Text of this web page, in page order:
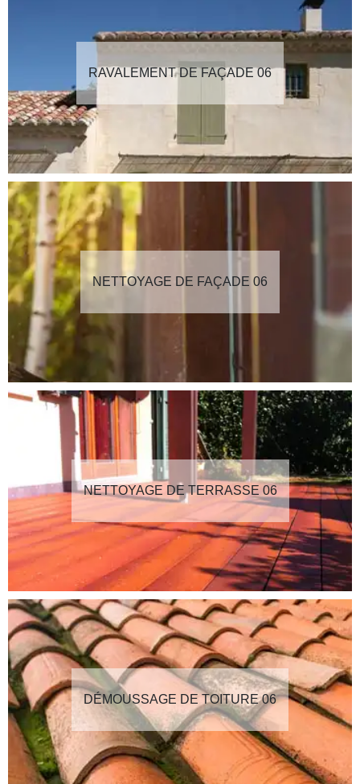
RAVALEMENT DE FAÇADE 06
NETTOYAGE DE FAÇADE 06
NETTOYAGE DE TERRASSE 06
DÉMOUSSAGE DE TOITURE 06